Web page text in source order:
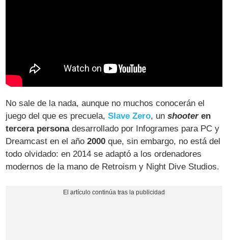
No sale de la nada, aunque no muchos conocerán el
juego del que es precuela,Slave Zero, unshooteren
tercera personadesarrollado por Infogrames para PC y
Dreamcast en el año2000 que, sin embargo, no está del
todo olvidado: en 2014 se adaptó a los ordenadores
modernos de la mano de Retroism y Night Dive Studios.